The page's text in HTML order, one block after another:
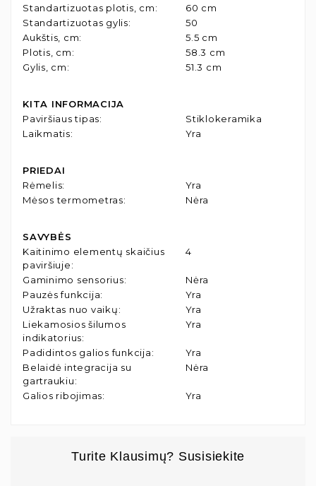
Standartizuotas plotis, cm:
60 cm
Standartizuotas gylis:
50
Aukštis, cm:
5.5 cm
Plotis, cm:
58.3 cm
Gylis, cm: 51.3 cm
KITA INFORMACIJA
Paviršiaus tipas:
Stiklokeramika
Laikmatis: Yra
PRIEDAI
Rėmelis:
Yra
Mėsos termometras: Nėra
SAVYBĖS
Kaitinimo elementų skaičius
paviršiuje:
4
Gaminimo sensorius:
Nėra
Pauzės funkcija:
Yra
Užraktas nuo vaikų:
Yra
Liekamosios šilumos
indikatorius:
Yra
Padidintos galios funkcija:
Yra
Belaidė integracija su
gartraukiu:
Nėra
Galios ribojimas: Yra
Turite Klausimų? Susisiekite